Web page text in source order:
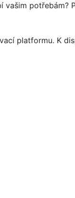
potřebám?
platformu. K